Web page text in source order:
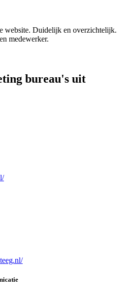
website. Duidelijk en overzichtelijk.
medewerker.
bureau's uit